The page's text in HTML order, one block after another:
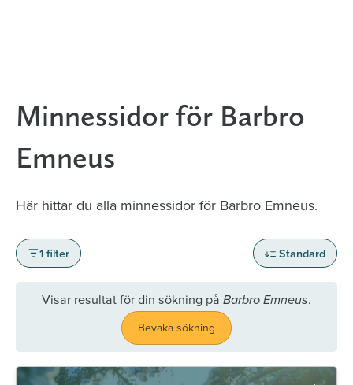
Minnessidor för Barbro
Emneus
Här hittar du alla minnessidor för Barbro Emneus.
1 filter Standard
Visar resultat för din sökning på Barbro Emneus.
Bevaka sökning